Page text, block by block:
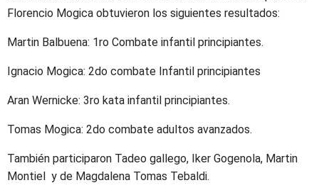
Florencio Mogica obtuvieron los siguientes resultados:
Martin Balbuena: 1ro Combate infantil principiantes.
Ignacio Mogica: 2do combate Infantil principiantes
Aran Wernicke: 3ro kata infantil principiantes.
Tomas Mogica: 2do combate adultos avanzados.
También participaron Tadeo gallego, Iker Gogenola, Martin
Montiel y de Magdalena Tomas Tebaldi.